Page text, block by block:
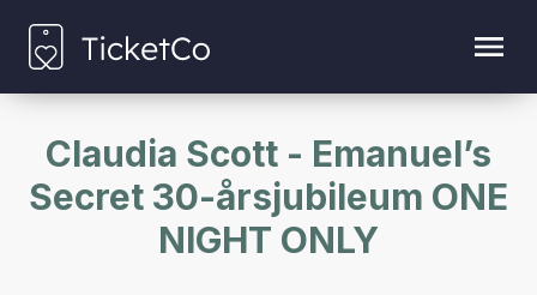
Claudia Scott - Emanuel’s
Secret 30-årsjubileum ONE
NIGHT ONLY